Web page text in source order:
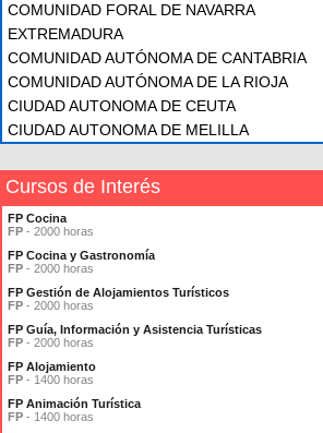
COMUNIDAD FORAL DE NAVARRA
EXTREMADURA
COMUNIDAD AUTÓNOMA DE CANTABRIA
COMUNIDAD AUTÓNOMA DE LA RIOJA
CIUDAD AUTONOMA DE CEUTA
CIUDAD AUTONOMA DE MELILLA
Cursos de Interés
FP Cocina
FP - 2000 horas
FP Cocina y Gastronomía
FP - 2000 horas
FP Gestión de Alojamientos Turísticos
FP - 2000 horas
FP Guía, Información y Asistencia Turísticas
FP - 2000 horas
FP Alojamiento
FP - 1400 horas
FP Animación Turística
FP - 1400 horas